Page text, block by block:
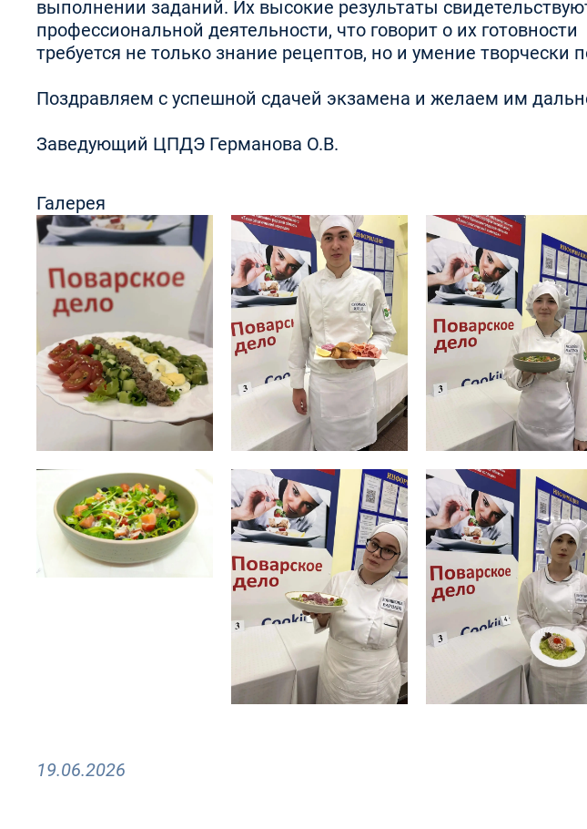
выполнении заданий. Их высокие результаты
профессиональной деятельности, что говорит о их
требуется не только знание рецептов, но и умение
Поздравляем с успешной сдачей экзамена и желаем им
Заведующий ЦПДЭ Германова О.В.
Галерея
19.06.2026